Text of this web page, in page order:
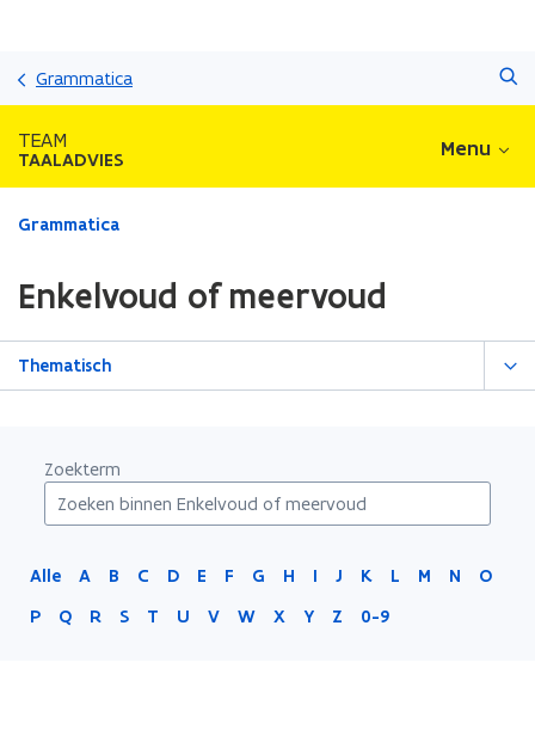
Grammatica
TEAM
TAALADVIES Menu
Gedaan
zich
op:
Enkelvoud
Grammatica
Enkelvoud of meervoud
Thematisch
Zoekterm
Alle A B C D E F G H I J K L M N
O
P
Q R S T U V W X Y Z 0-9